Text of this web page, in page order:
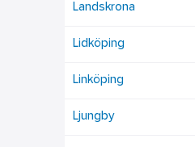
Landskrona
Lidköping
Linköping
Ljungby